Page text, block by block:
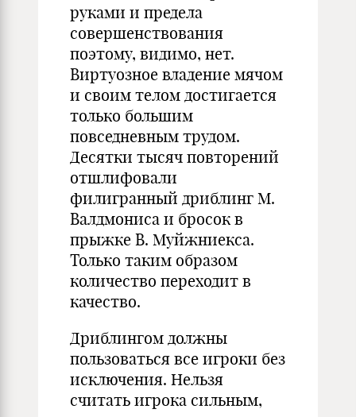
руками и предела
совершенствования
поэтому, видимо, нет.
Виртуозное владение мячом
и своим телом достигается
только большим
повседневным трудом.
Десятки тысяч повторений
отшлифовали
филигранный дриблинг М.
Валдмониса и бросок в
прыжке В. Муйжниекса.
Только таким образом
количество переходит в
качество.
Дриблингом должны
пользоваться все игроки без
исключения. Нельзя
считать игрока сильным,